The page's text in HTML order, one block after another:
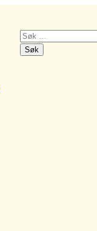
Søk
etter: